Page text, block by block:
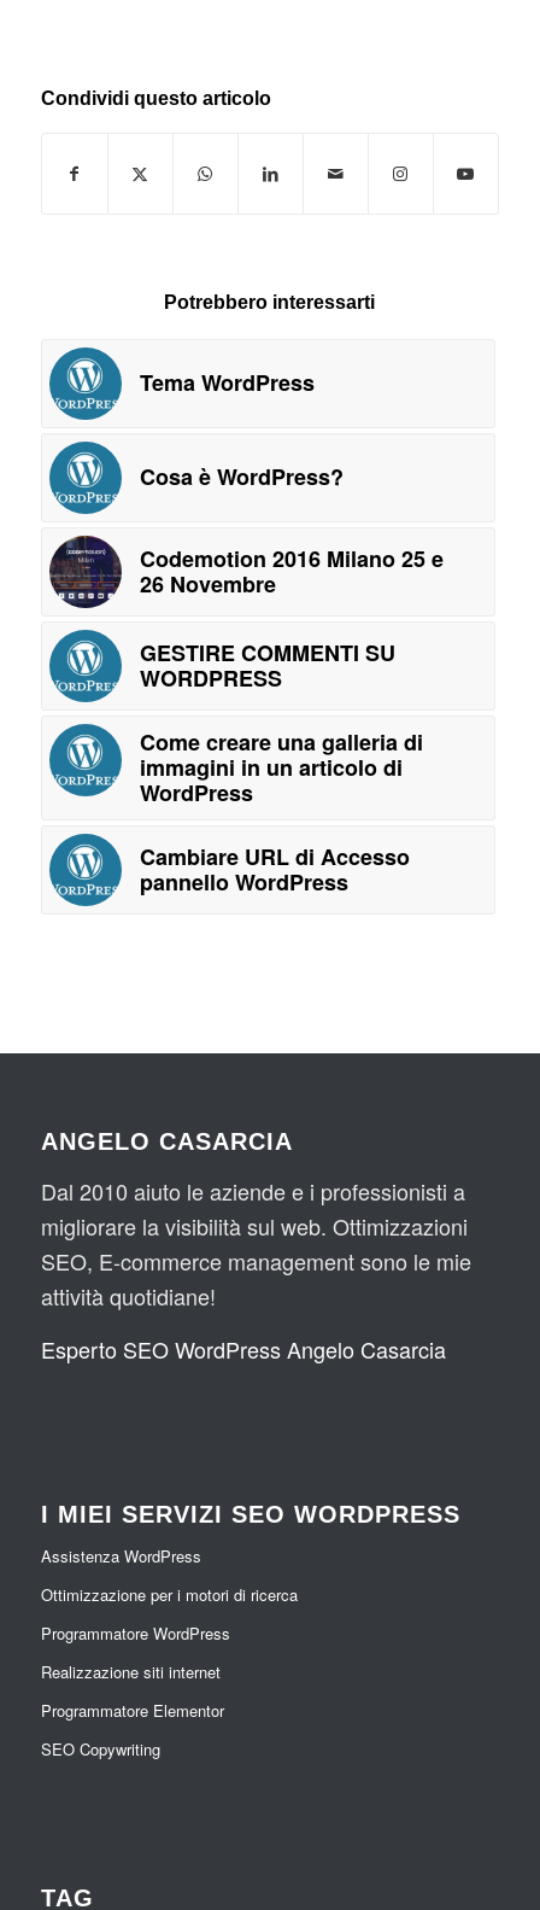
Condividi questo articolo
Potrebbero interessarti
Tema WordPress
Cosa è WordPress?
Codemotion 2016 Milano 25 e
26 Novembre
GESTIRE COMMENTI SU
WORDPRESS
Come creare una galleria di
immagini in un articolo di
WordPress
Cambiare URL di Accesso
pannello WordPress
ANGELO CASARCIA
Dal 2010 aiuto le aziende e i professionisti a
migliorare la visibilità sul web. Ottimizzazioni
SEO, E-commerce management sono le mie
attività quotidiane!
Esperto SEO WordPress Angelo Casarcia
I MIEI SERVIZI SEO WORDPRESS
Assistenza WordPress
Ottimizzazione per i motori di ricerca
Programmatore WordPress
Realizzazione siti internet
Programmatore Elementor
SEO Copywriting
TAG